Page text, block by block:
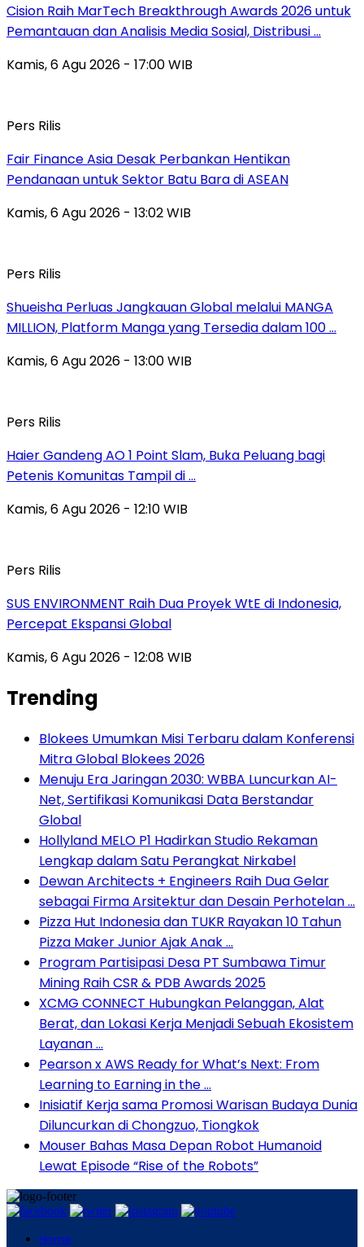
Cision Raih MarTech Breakthrough Awards 2026 untuk
Pemantauan dan Analisis Media Sosial, Distribusi …
Kamis, 6 Agu 2026 - 17:00 WIB
Pers Rilis
Fair Finance Asia Desak Perbankan Hentikan
Pendanaan untuk Sektor Batu Bara di ASEAN
Kamis, 6 Agu 2026 - 13:02 WIB
Pers Rilis
Shueisha Perluas Jangkauan Global melalui MANGA
MILLION, Platform Manga yang Tersedia dalam 100 …
Kamis, 6 Agu 2026 - 13:00 WIB
Pers Rilis
Haier Gandeng AO 1 Point Slam, Buka Peluang bagi
Petenis Komunitas Tampil di …
Kamis, 6 Agu 2026 - 12:10 WIB
Pers Rilis
SUS ENVIRONMENT Raih Dua Proyek WtE di Indonesia,
Percepat Ekspansi Global
Kamis, 6 Agu 2026 - 12:08 WIB
Trending
Blokees Umumkan Misi Terbaru dalam Konferensi
Mitra Global Blokees 2026
Menuju Era Jaringan 2030: WBBA Luncurkan AI-
Net, Sertifikasi Komunikasi Data Berstandar
Global
Hollyland MELO P1 Hadirkan Studio Rekaman
Lengkap dalam Satu Perangkat Nirkabel
Dewan Architects + Engineers Raih Dua Gelar
sebagai Firma Arsitektur dan Desain Perhotelan …
Pizza Hut Indonesia dan TUKR Rayakan 10 Tahun
Pizza Maker Junior Ajak Anak …
Program Partisipasi Desa PT Sumbawa Timur
Mining Raih CSR & PDB Awards 2025
XCMG CONNECT Hubungkan Pelanggan, Alat
Berat, dan Lokasi Kerja Menjadi Sebuah Ekosistem
Layanan …
Pearson x AWS Ready for What’s Next: From
Learning to Earning in the …
Inisiatif Kerja sama Promosi Warisan Budaya Dunia
Diluncurkan di Chongzuo, Tiongkok
Mouser Bahas Masa Depan Robot Humanoid
Lewat Episode “Rise of the Robots”
Home